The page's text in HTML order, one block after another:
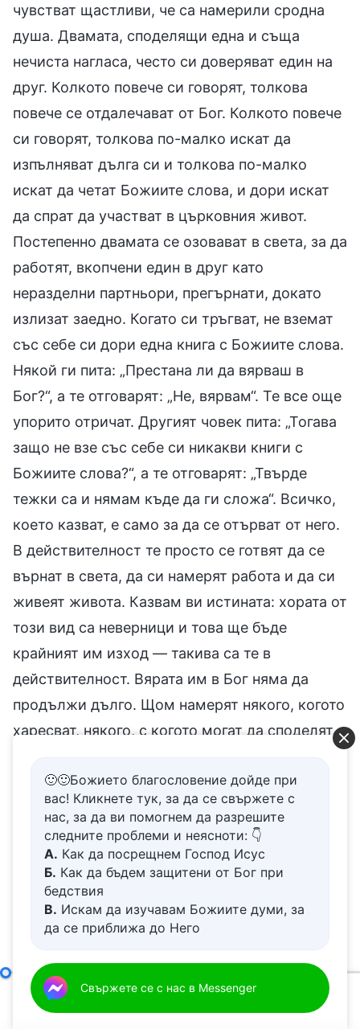
чувстват щастливи, че са намерили сродна
душа. Двамата, споделящи една и съща
нечиста нагласа, често си доверяват един на
друг. Колкото повече си говорят, толкова
повече се отдалечават от Бог. Колкото повече
си говорят, толкова по-малко искат да
изпълняват дълга си и толкова по-малко
искат да четат Божиите слова, и дори искат
да спрат да участват в църковния живот.
Постепенно двамата се озовават в света, за да
работят, вкопчени един в друг като
неразделни партньори, прегърнати, докато
излизат заедно. Когато си тръгват, не вземат
със себе си дори една книга с Божиите слова.
Някой ги пита: „Престана ли да вярваш в
Бог?“, а те отговарят: „Не, вярвам“. Те все още
упорито отричат. Другият човек пита: „Тогава
защо не взе със себе си никакви книги с
Божиите слова?“, а те отговарят: „Твърде
тежки са и нямам къде да ги сложа“. Всичко,
което казват, е само за да се отърват от него.
В действителност те просто се готвят да се
върнат в света, да си намерят работа и да си
живеят живота. Казвам ви истината: хората от
този вид са неверници и това ще бъде
крайният им изход — такива са те в
действителност. Вярата им в Бог няма да
продължи дълго. Щом намерят някого, когото
харесват, някого, с когото могат да споделят
„Най-накрая намерих някой, който ми пази
гърба, някой, на когото да разчитам. Да
вървим! Да вярваш в бог е толкова скучно. И
без това няма бог на този свят. Непоносимо е
да се отнасяш към нещо, което не
съществува, като към реално. Тези последни
години бяха толкова трудни!“. Те си тръгват и
спират да вярват по собствена воля и дори
казват на братята и сестрите да не ги търсят,
като казват: „Отидохме на работа. Не ни се
🙂🙂Божието благословение дойде при
вас! Кликнете тук, за да се свържете с
нас, за да ви помогнем да разрешите
следните проблеми и неясноти: 👇
А. Как да посрещнем Господ Исус
Б. Как да бъдем защитени от Бог при
бедствия
В. Искам да изучавам Божиите думи, за
да се приближа до Него
живот
Д.Имам молба за молитва
Свържете се с нас в Messenger Шести